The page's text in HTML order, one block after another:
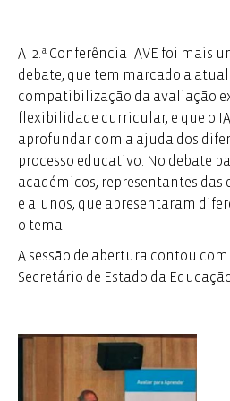
do IAVE.
Para além da componente
incluiu ainda a cerimónia de
tradicional portuguesa, um
de Lisboa, assim como o jantar
no Restaurante Montes Claros.
O IAVE, através do LOC ( Local
responsável pelo processo de
elaboração de contratos com
disponibilização de materiais.
encontro presencial que teve
qual incluiu visitas aos locais
decisões aos níveis
A 2.ª Conferência IAVE foi mais
debate, que tem marcado a
compatibilização da avaliação
flexibilidade curricular, e que o
aprofundar com a ajuda dos
processo educativo. No debate
académicos, representantes das
e alunos, que apresentaram
o tema.
A sessão de abertura contou
Secretário de Estado da